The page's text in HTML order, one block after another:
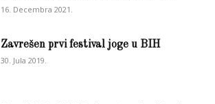
16. Decembra 2021.
Zavrešen prvi festival joge u BIH
30. Jula 2019.